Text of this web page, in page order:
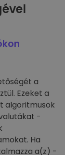
a
Ezeket a
algoritmusok
-
Ha
a(z) -